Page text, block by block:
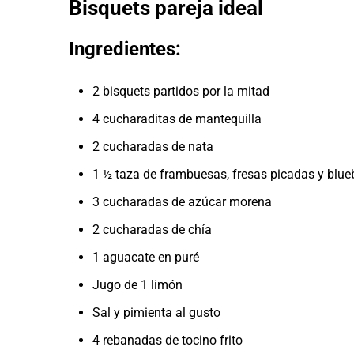
Bisquets pareja ideal
Ingredientes:
2 bisquets partidos por la mitad
4 cucharaditas de mantequilla
2 cucharadas de nata
1 ½ taza de frambuesas, fresas picadas y
3 cucharadas de azúcar morena
2 cucharadas de chía
1 aguacate en puré
Jugo de 1 limón
Sal y pimienta al gusto
4 rebanadas de tocino frito